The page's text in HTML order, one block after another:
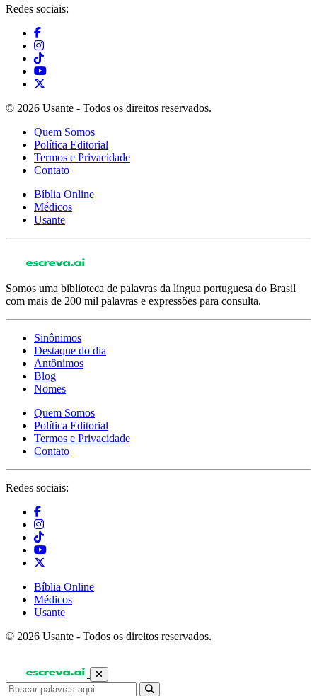
Redes sociais:
© 2026 Usante - Todos os direitos reservados.
Quem Somos
Política Editorial
Termos e Privacidade
Contato
Bíblia Online
Médicos
Usante
Somos uma biblioteca de palavras da língua portuguesa do Brasil
com mais de 200 mil palavras e expressões para consulta.
Sinônimos
Destaque do dia
Antônimos
Blog
Nomes
Quem Somos
Política Editorial
Termos e Privacidade
Contato
Redes sociais:
Bíblia Online
Médicos
Usante
© 2026 Usante - Todos os direitos reservados.